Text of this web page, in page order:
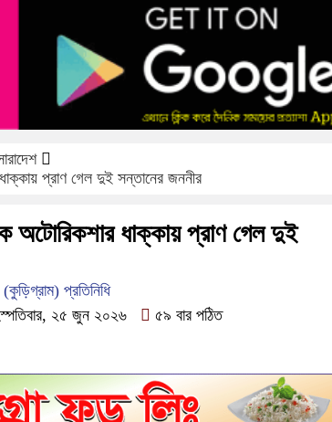
ফরিদপুরে ‘শ্মশান বন্ধু’ কানু সেন অনেকটাই
প্রাণ গেল দুই সন্তানের জননীর
অটোরিকশার ধাক্কায় প্রাণ গেল দুই
প্রতিনিধি
২৫ জুন ২০২৬
৫৯ বার পঠিত